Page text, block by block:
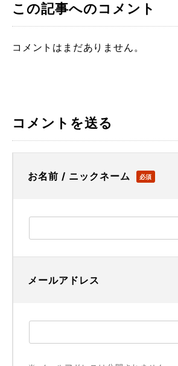
この記事へのコメント
コメントはまだありません。
コメントを送る
お名前 / ニックネーム 必須
メールアドレス